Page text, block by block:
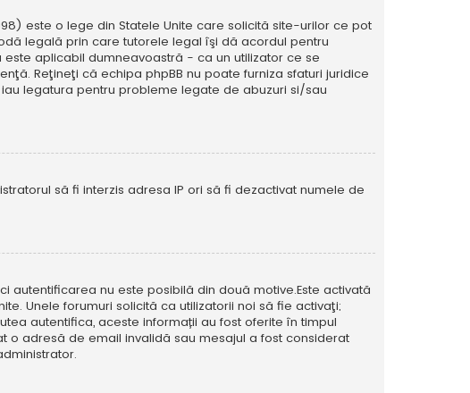
este o lege din Statele Unite care solicită site-urilor ce pot
legală prin care tutorele legal îşi dă acordul pentru
aplicabil dumneavoastră - ca un utilizator ce se
Reţineţi că echipa phpBB nu poate furniza sfaturi juridice
legatura pentru probleme legate de abuzuri si/sau
să fi interzis adresa IP ori să fi dezactivat numele de
nu este posibilă din două motive.Este activată
Unele forumuri solicită ca utilizatorii noi să fie activaţi;
autentifica, aceste informații au fost oferite în timpul
o adresă de email invalidă sau mesajul a fost considerat